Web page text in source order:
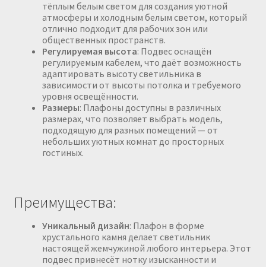
тёплым белым светом для создания уютной
атмосферы и холодным белым светом, который
отлично подходит для рабочих зон или
общественных пространств.
Регулируемая высота: Подвес оснащён
регулируемым кабелем, что даёт возможность
адаптировать высоту светильника в
зависимости от высоты потолка и требуемого
уровня освещённости.
Размеры: Плафоны доступны в различных
размерах, что позволяет выбрать модель,
подходящую для разных помещений — от
небольших уютных комнат до просторных
гостиных.
Преимущества:
Уникальный дизайн: Плафон в форме
хрустального камня делает светильник
настоящей жемчужиной любого интерьера. Этот
подвес привнесёт нотку изысканности и